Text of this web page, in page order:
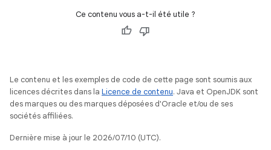
Ce contenu vous a-t-il été utile ?
Le contenu et les exemples de code de cette page sont soumis aux
licences décrites dans la Licence de contenu. Java et OpenJDK sont
des marques ou des marques déposées d'Oracle et/ou de ses
sociétés affiliées.
Dernière mise à jour le 2026/07/10 (UTC).